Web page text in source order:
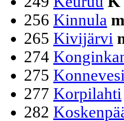
256 Kinnula m
265 Kivijärvi
274
275 Konnevesi
277 Korpilahti
282